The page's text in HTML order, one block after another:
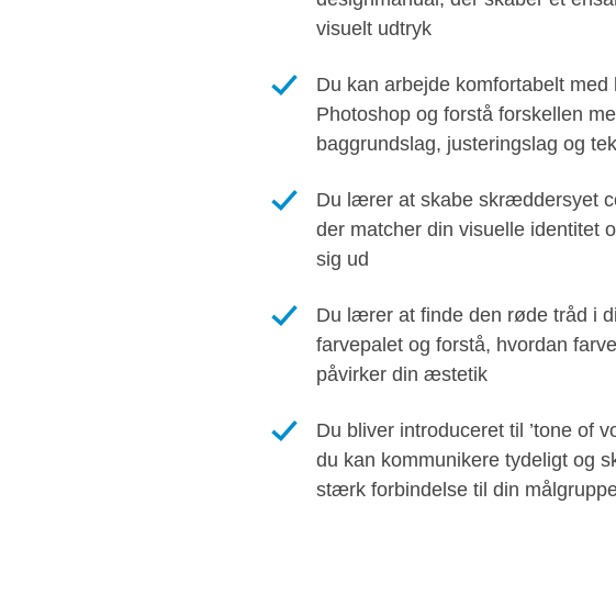
visuelt udtryk
Du kan arbejde komfortabelt med
Photoshop og forstå forskellen
baggrundslag, justeringslag og
Du lærer at skabe skræddersyet
der matcher din visuelle identitet
sig ud
Du lærer at finde den røde tråd i
farvepalet og forstå, hvordan
påvirker din æstetik
Du bliver introduceret til ’tone of
du kan kommunikere tydeligt og
stærk forbindelse til din